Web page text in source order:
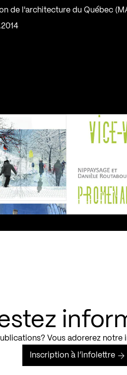
de l'architecture du Québec
Vous adorerez
Inscription à l’infolettre